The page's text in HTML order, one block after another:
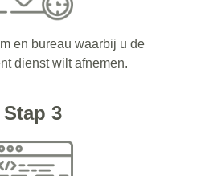
en bureau waarbij u de
dienst wilt afnemen.
Stap 3